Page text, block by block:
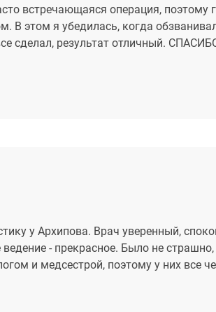
встречающаяся операция, поэтому
В этом я убедилась, когда
сделал, результат отличный.
у Архипова. Врач уверенный,
- прекрасное. Было не
и медсестрой, поэтому у них все